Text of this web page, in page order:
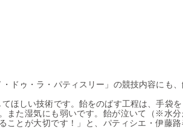
ドゥ・ラ・パティスリー」の競技内容にも
ほしい技術です。飴をのばす工程は、手袋
また湿気にも弱いです。飴が泣いて（※水分
ことが大切です！」と、パティシエ・伊藤